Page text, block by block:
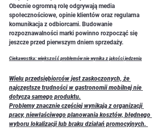
Obecnie ogromną rolę odgrywają media
społecznościowe, opinie klientów oraz regularna
komunikacja z odbiorcami. Budowanie
rozpoznawalności marki powinno rozpocząć się
jeszcze przed pierwszym dniem sprzedaży.
Ciekawostka: większość problemów nie wynika z jakości jedzenia
Wielu przedsiębiorców jest zaskoczonych, że
najczęstsze trudności w gastronomii mobilnej nie
dotyczą samego produktu.
Problemy znacznie częściej wynikają z organizacji
pracy, niewłaściwego planowania kosztów, błędnego
wyboru lokalizacji lub braku działań promocyjnych.